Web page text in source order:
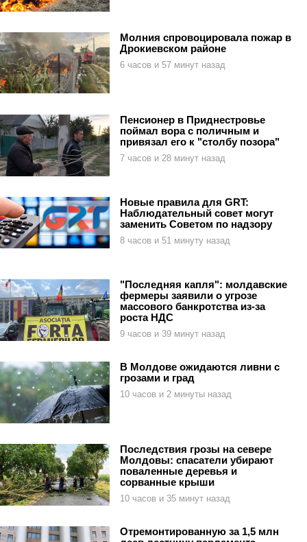
Молния спровоцировала пожар в
Дрокиевском районе
6 часов и 57 минут назад
Пенсионер в Приднестровье
поймал вора с поличным и
привязал его к "столбу позора"
7 часов и 28 минут назад
Новые правила для GRT:
Наблюдательный совет могут
заменить Советом по надзору
8 часов и 51 минуту назад
"Последняя капля": молдавские
фермеры заявили о угрозе
массового банкротства из-за
роста НДС
9 часов и 39 минут назад
В Молдове ожидаются ливни с
грозами и град
10 часов и 2 минуты назад
Последствия грозы на севере
Молдовы: спасатели убирают
поваленные деревья и
сорванные крыши
10 часов и 35 минут назад
Отремонтированную за 1,5 млн